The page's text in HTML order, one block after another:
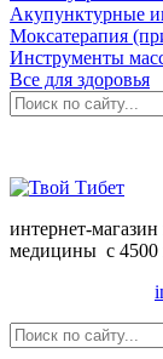
Акупунктурные
Моксатерапия
Инструменты
Все для здоровья
интернет-
медицины с 4500